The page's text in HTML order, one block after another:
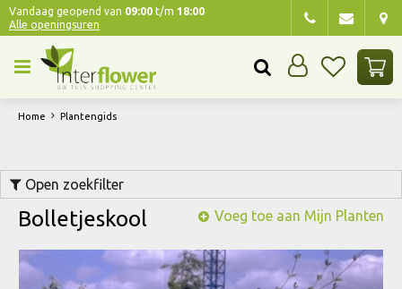
n
Home Plantengids
Vandaag geopend van 09:00 t/m 18:00
Alle openingsuren
Open zoekfilter
Bolletjeskool Voeg toe aan Mijn Planten